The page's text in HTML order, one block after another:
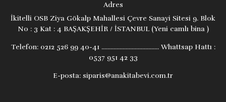
Adres
İkitelli OSB Ziya Gökalp Mahallesi Çevre Sanayi Sitesi 9. Blok
No : 3 Kat : 4 BAŞAKŞEHİR / İSTANBUL (Yeni camlı bina )
Telefon:0212 526 99 40-41 ...................................... Whattsap Hattı :
0537 951 42 33
E-posta: siparis@anakitabevi.com.tr